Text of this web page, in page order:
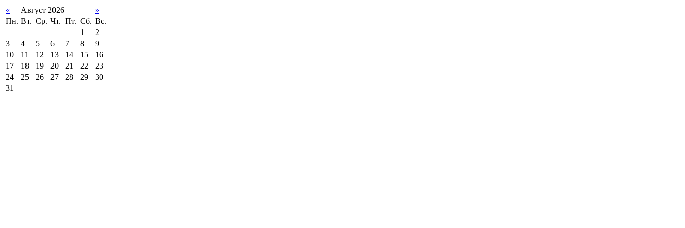
« Август 2026
»
Пн. Вт. Ср. Чт. Пт. Сб. Вс.
1
2
3
4 5 6 7 8
9
10
11 12 13 14 15
16
17
18 19 20 21 22
23
24
25 26 27 28 29
30
31